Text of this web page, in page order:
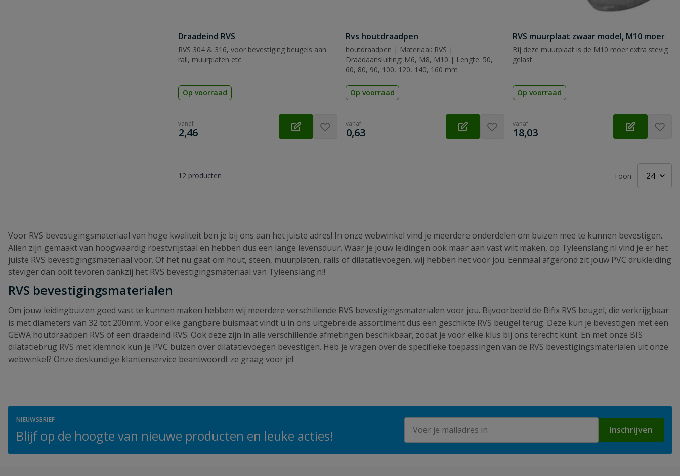
Draadeind RVS
RVS 304 & 316, voor bevestiging beugels aan
rail, muurplaten etc
Op voorraad
vanaf
€
2,46
Rvs houtdraadpen
houtdraadpen | Materiaal: RVS |
Draadaansluiting: M6, M8, M10 | Lengte: 50,
60, 80, 90, 100, 120, 140, 160 mm
Op voorraad
vanaf
€
0,63
RVS muurplaat zwaar model, M10 moer
Bij deze muurplaat is de M10 moer extra stevig
gelast
Op voorraad
vanaf
€
18,03
12 producten Toon
Voor RVS bevestigingsmateriaal van hoge kwaliteit ben je bij ons aan het juiste adres! In onze webwinkel vind je meerdere onderdelen om buizen mee te kunnen bevestigen.
Allen zijn gemaakt van hoogwaardig roestvrijstaal en hebben dus een lange levensduur. Waar je jouw leidingen ook maar aan vast wilt maken, op Tyleenslang.nl vind je er het
juiste RVS bevestigingsmateriaal voor. Of het nu gaat om hout, steen, muurplaten, rails of dilatatievoegen, wij hebben het voor jou. Eenmaal afgerond zit jouw PVC drukleiding
steviger dan ooit tevoren dankzij het RVS bevestigingsmateriaal van Tyleenslang.nl!
RVS bevestigingsmaterialen
Om jouw leidingbuizen goed vast te kunnen maken hebben wij meerdere verschillende RVS bevestigingsmaterialen voor jou. Bijvoorbeeld de Bifix RVS beugel, die verkrijgbaar
is met diameters van 32 tot 200mm. Voor elke gangbare buismaat vindt u in ons uitgebreide assortiment dus een geschikte RVS beugel terug. Deze kun je bevestigen met een
GEWA houtdraadpen RVS of een draadeind RVS. Ook deze zijn in alle verschillende afmetingen beschikbaar, zodat je voor elke klus bij ons terecht kunt. En met onze BIS
dilatatiebrug RVS met klemnok kun je PVC buizen over dilatatievoegen bevestigen. Heb je vragen over de specifieke toepassingen van de RVS bevestigingsmaterialen uit onze
webwinkel? Onze deskundige klantenservice beantwoordt ze graag voor je!
NIEUWSBRIEF
Blijf op de hoogte van nieuwe producten en leuke acties!
E-mailadres
Inschrijven